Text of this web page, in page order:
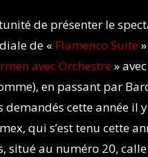
de présenter le
de « Flamenco Suite
avec Orchestre »
en passant par
cette année il
qui s’est tenu cette
au numéro 20,